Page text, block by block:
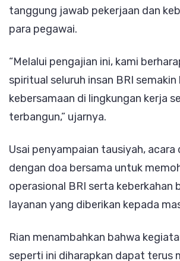
tanggung jawab pekerjaan dan
para pegawai.
“Melalui pengajian ini, kami
spiritual seluruh insan BRI
kebersamaan di lingkungan kerja
terbangun,” ujarnya.
Usai penyampaian tausiyah, acara
dengan doa bersama untuk
operasional BRI serta keberkahan
layanan yang diberikan kepada
Rian menambahkan bahwa
seperti ini diharapkan dapat terus